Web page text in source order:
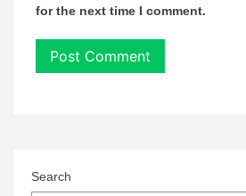
for the next time I comment.
Search